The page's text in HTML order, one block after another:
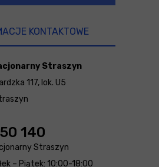
KONTAKTOWE
Straszyn
117, lok. U5
140
Straszyn
– Piątek: 10:00-18:00